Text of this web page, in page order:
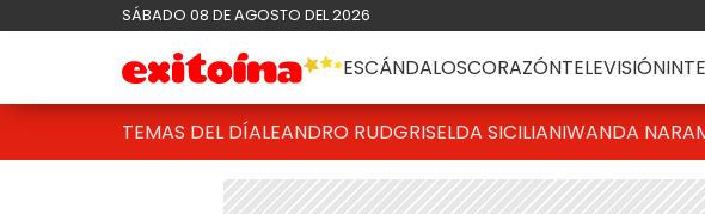
SÁBADO 08 DE AGOSTO DEL 2026
ESCÁNDALOSCORAZÓNTELEVISIÓN
TEMAS DEL DÍALEANDRO RUDGRISELDA SICILIANIWANDA NARA